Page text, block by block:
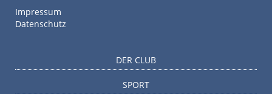
Impressum
Datenschutz
DER CLUB
SPORT